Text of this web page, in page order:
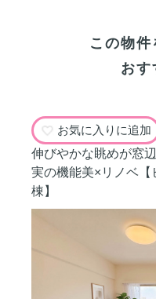
この物
おす
お気に入りに追加
伸びやかな眺めが窓
実の機能美×リノベ
棟】